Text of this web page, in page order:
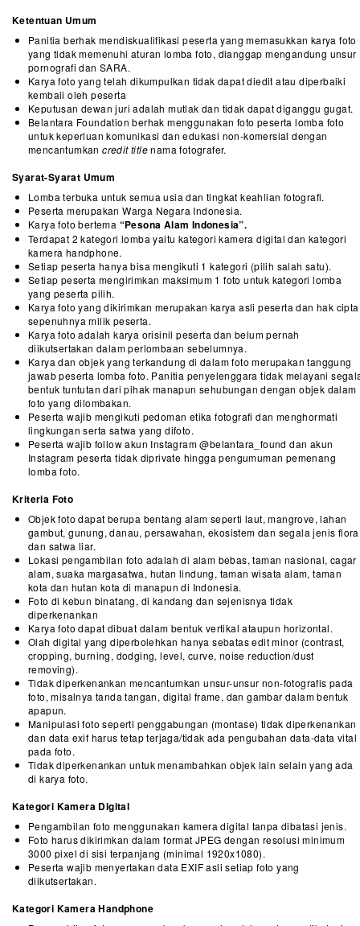
Ketentuan Umum
Panitia berhak mendiskualifikasi peserta yang memasukkan karya foto
yang tidak memenuhi aturan lomba foto, dianggap mengandung unsur
pornografi dan SARA.
Karya foto yang telah dikumpulkan tidak dapat diedit atau diperbaiki
kembali oleh peserta
Keputusan dewan juri adalah mutlak dan tidak dapat diganggu gugat.
Belantara Foundation berhak menggunakan foto peserta lomba foto
untuk keperluan komunikasi dan edukasi non-komersial dengan
mencantumkancredit titlenama fotografer.
Syarat-Syarat Umum
Lomba terbuka untuk semua usia dan tingkat keahlian fotografi.
Peserta merupakan Warga Negara Indonesia.
Karya foto bertema “Pesona Alam Indonesia”.
Terdapat 2 kategori lomba yaitu kategori kamera digital dan kategori
kamera handphone.
Setiap peserta hanya bisa mengikuti 1 kategori (pilih salah satu).
Setiap peserta mengirimkan maksimum 1 foto untuk kategori lomba
yang peserta pilih.
Karya foto yang dikirimkan merupakan karya asli peserta dan hak cipta
sepenuhnya milik peserta.
Karya foto adalah karya orisinil peserta dan belum pernah
diikutsertakan dalam perlombaan sebelumnya.
Karya dan objek yang terkandung di dalam foto merupakan tanggung
jawab peserta lomba foto. Panitia penyelenggara tidak melayani
bentuk tuntutan dari pihak manapun sehubungan dengan objek dalam
foto yang dilombakan.
Peserta wajib mengikuti pedoman etika fotografi dan menghormati
lingkungan serta satwa yang difoto.
Peserta wajib follow akun Instagram @belantara_found dan akun
Instagram peserta tidak diprivate hingga pengumuman pemenang
lomba foto.
Kriteria Foto
Objek foto dapat berupa bentang alam seperti laut, mangrove, lahan
gambut, gunung, danau, persawahan, ekosistem dan segala jenis flora
dan satwa liar.
Lokasi pengambilan foto adalah di alam bebas, taman nasional, cagar
alam, suaka margasatwa, hutan lindung, taman wisata alam, taman
kota dan hutan kota di manapun di Indonesia.
Foto di kebun binatang, di kandang dan sejenisnya tidak
diperkenankan
Karya foto dapat dibuat dalam bentuk vertikal ataupun horizontal.
Olah digital yang diperbolehkan hanya sebatas edit minor (contrast,
cropping, burning, dodging, level, curve, noise reduction/dust
removing).
Tidak diperkenankan mencantumkan unsur-unsur non-fotografis pada
foto, misalnya tanda tangan, digital frame, dan gambar dalam bentuk
apapun.
Manipulasi foto seperti penggabungan (montase) tidak diperkenankan
dan data exif harus tetap terjaga/tidak ada pengubahan data-data vital
pada foto.
Tidak diperkenankan untuk menambahkan objek lain selain yang ada
di karya foto.
Kategori Kamera Digital
Pengambilan foto menggunakan kamera digital tanpa dibatasi jenis.
Foto harus dikirimkan dalam format JPEG dengan resolusi minimum
3000 pixel di sisi terpanjang (minimal 1920x1080).
Peserta wajib menyertakan data EXIF asli setiap foto yang
diikutsertakan.
Kategori Kamera Handphone